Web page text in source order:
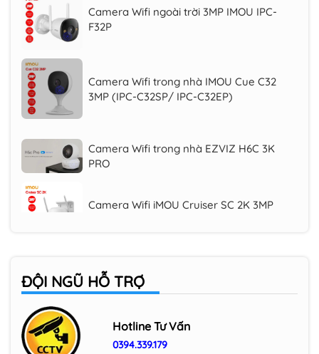
F32P
3MP (IPC-C32SP/ IPC-C32EP)
PRO
(IPC-K7FP-3H0WE), quay quét 360 độ
ĐỘI NGŨ HỖ TRỢ
Hotline Tư Vấn
0394.339.179